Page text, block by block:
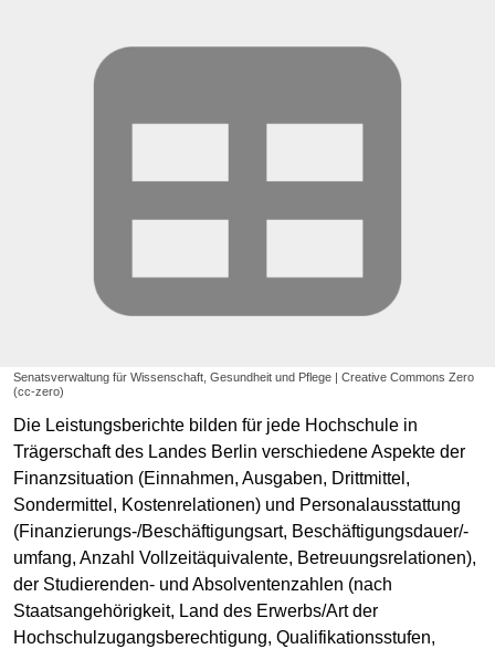
Senatsverwaltung für Wissenschaft, Gesundheit und Pflege | Creative Commons Zero
(cc-zero)
Die Leistungsberichte bilden für jede Hochschule in
Trägerschaft des Landes Berlin verschiedene Aspekte der
Finanzsituation (Einnahmen, Ausgaben, Drittmittel,
Sondermittel, Kostenrelationen) und Personalausstattung
(Finanzierungs-/Beschäftigungsart, Beschäftigungsdauer/-
umfang, Anzahl Vollzeitäquivalente, Betreuungsrelationen),
der Studierenden- und Absolventenzahlen (nach
Staatsangehörigkeit, Land des Erwerbs/Art der
Hochschulzugangsberechtigung, Qualifikationsstufen,